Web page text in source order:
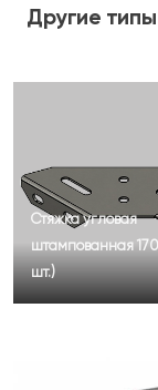
Другие
Стяжка угловая
штампованная
шт.)